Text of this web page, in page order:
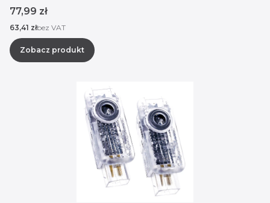
Cena
77,99 zł
Cena
63,41 złbez VAT
Zobacz produkt